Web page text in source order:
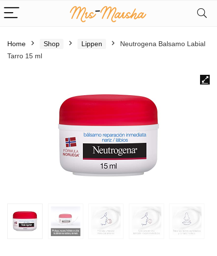
Home Shop Lippen
Neutrogena Balsamo Labial
Tarro 15 ml